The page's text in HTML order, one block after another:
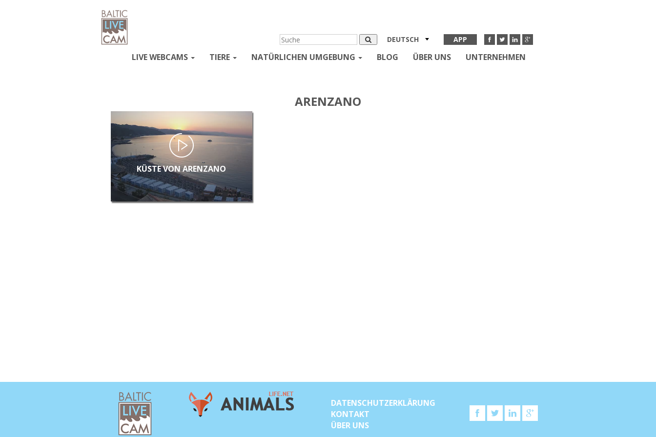
APP
DEUTSCH
LIVE WEBCAMS TIERE NATÜRLICHEN UMGEBUNG BLOG ÜBER UNS UNTERNEHMEN
ARENZANO
KÜSTE VON ARENZANO
DATENSCHUTZERKLÄRUNG
KONTAKT
ÜBER UNS